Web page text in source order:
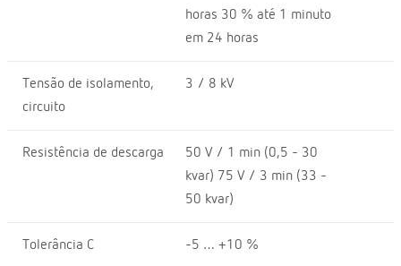
horas 30 % até 1 minuto
em 24 horas
Tensão de isolamento,
circuito
3 / 8 kV
Resistência de descarga
50 V / 1 min (0,5 - 30
kvar) 75 V / 3 min (33 -
50 kvar)
Tolerância C -5 … +10 %